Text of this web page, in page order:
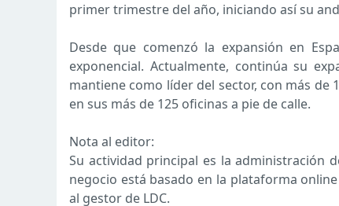
primer trimestre del año, iniciando así su
Desde que comenzó la expansión en
exponencial. Actualmente, continúa su
mantiene como líder del sector, con más de
en sus más de 125 oficinas a pie de calle.
Nota al editor:
Su actividad principal es la administración
negocio está basado en la plataforma
al gestor de LDC.